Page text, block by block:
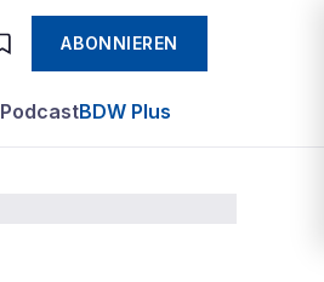
ABONNIEREN
PodcastBDW Plus